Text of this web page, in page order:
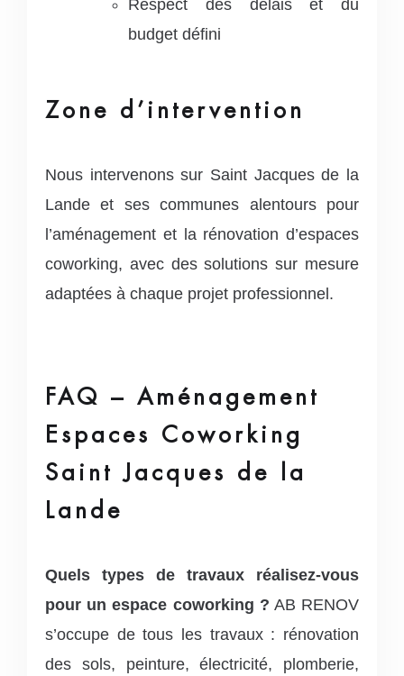
Respect des délais et du
budget défini
Zone d’intervention
Nous intervenons sur Saint Jacques de la
Lande et ses communes alentours pour
l’aménagement et la rénovation d’espaces
coworking, avec des solutions sur mesure
adaptées à chaque projet professionnel.
FAQ – Aménagement
Espaces Coworking
Saint Jacques de la
Lande
Quels types de travaux réalisez-vous
pour un espace coworking ? AB RENOV
s’occupe de tous les travaux : rénovation
des sols, peinture, électricité, plomberie,